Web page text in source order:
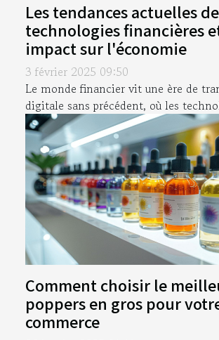
Les tendances actuelles
technologies financières
impact sur l'économie
3 février 2025 09:50
Le monde financier vit une ère de
digitale sans précédent, où les
Comment choisir le
poppers en gros pour
commerce